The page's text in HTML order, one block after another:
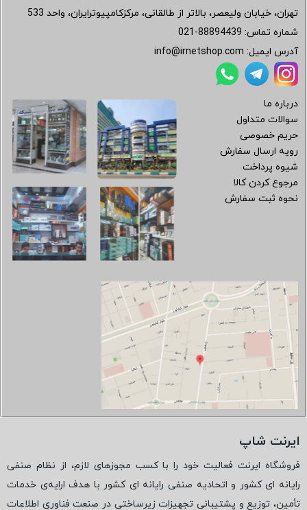
تهران، خیابان ولیعصر، بالاتر از طالقانی، مرکزکامپیوترایران، واحد 533
شماره تماس: 021-88894439
آدرس ایمیل: info@irnetshop.com
درباره ما
سوالات متداول
حریم خصوصی
رویه ارسال سفارش
شیوه پرداخت
مرجوع کردن کالا
نحوه ثبت سفارش
ایرنت شاپ
فروشگاه ایرنت فعالیت خود را با کسب مجوزهای لازم، از نظام صنفی
رایانه ای کشور و اتحادیه صنفی رایانه ای کشور با هدف ارایه‌ی خدمات
تأمین، توزیع و پشتیبانی تجهیزات زیرساختی در صنعت فناوری اطلاعات